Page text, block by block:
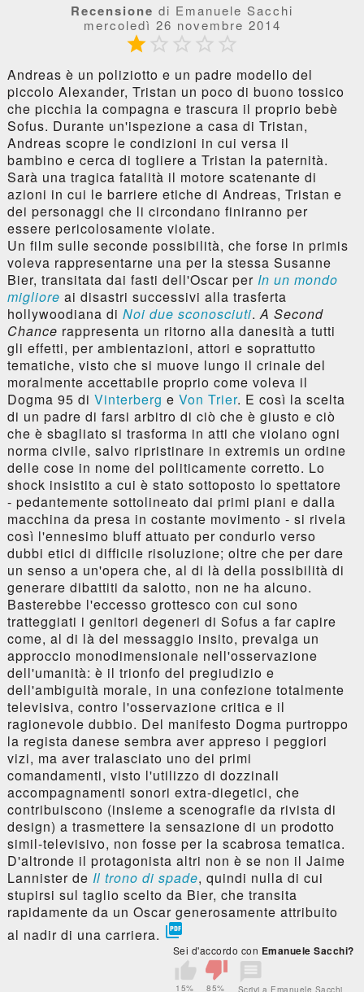
Recensione di Emanuele Sacchi
mercoledì 26 novembre 2014
    
Andreas è un poliziotto e un padre modello del
piccolo Alexander, Tristan un poco di buono tossico
che picchia la compagna e trascura il proprio bebè
Sofus. Durante un'ispezione a casa di Tristan,
Andreas scopre le condizioni in cui versa il
bambino e cerca di togliere a Tristan la paternità.
Sarà una tragica fatalità il motore scatenante di
azioni in cui le barriere etiche di Andreas, Tristan e
dei personaggi che li circondano finiranno per
essere pericolosamente violate.
Un film sulle seconde possibilità, che forse in primis
voleva rappresentarne una per la stessa Susanne
Bier, transitata dai fasti dell'Oscar per In un mondo
migliore ai disastri successivi alla trasferta
hollywoodiana di Noi due sconosciuti.A Second
Chance rappresenta un ritorno alla danesità a tutti
gli effetti, per ambientazioni, attori e soprattutto
tematiche, visto che si muove lungo il crinale del
moralmente accettabile proprio come voleva il
Dogma 95 di Vinterberg e Von Trier. E così la scelta
di un padre di farsi arbitro di ciò che è giusto e ciò
che è sbagliato si trasforma in atti che violano ogni
norma civile, salvo ripristinare in extremis un ordine
delle cose in nome del politicamente corretto. Lo
shock insistito a cui è stato sottoposto lo spettatore
- pedantemente sottolineato dai primi piani e dalla
macchina da presa in costante movimento - si rivela
così l'ennesimo bluff attuato per condurlo verso
dubbi etici di difficile risoluzione; oltre che per dare
un senso a un'opera che, al di là della possibilità di
generare dibattiti da salotto, non ne ha alcuno.
Basterebbe l'eccesso grottesco con cui sono
tratteggiati i genitori degeneri di Sofus a far capire
come, al di là del messaggio insito, prevalga un
approccio monodimensionale nell'osservazione
dell'umanità: è il trionfo del pregiudizio e
dell'ambiguità morale, in una confezione totalmente
televisiva, contro l'osservazione critica e il
ragionevole dubbio. Del manifesto Dogma purtroppo
la regista danese sembra aver appreso i peggiori
vizi, ma aver tralasciato uno dei primi
comandamenti, visto l'utilizzo di dozzinali
accompagnamenti sonori extra-diegetici, che
contribuiscono (insieme a scenografie da rivista di
design) a trasmettere la sensazione di un prodotto
simil-televisivo, non fosse per la scabrosa tematica.
D'altronde il protagonista altri non è se non il Jaime
Lannister de Il trono di spade, quindi nulla di cui
stupirsi sul taglio scelto da Bier, che transita
rapidamente da un Oscar generosamente attribuito
al nadir di una carriera. 
Sei d'accordo con Emanuele Sacchi?
15% 85% Scrivi a Emanuele Sacchi